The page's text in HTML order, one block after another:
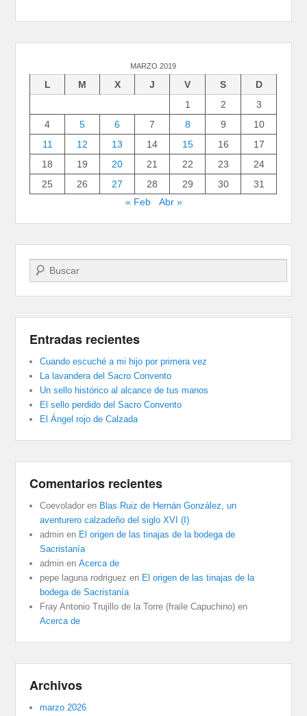
MARZO 2019
L M X J V S
D
1
2
3
4
5 6 7 8 9
10
11
12 13 14 15 16
17
18
19 20 21 22 23
24
25
26 27 28 29 30
31
« Feb
Abr »
Buscar
Entradas recientes
Cuando escuché a mi hijo por primera vez
La lavandera del Sacro Convento
Un sello histórico al alcance de tus manos
El sello perdido del Sacro Convento
El Ángel rojo de Calzada
Comentarios recientes
Coevolador en Blas Ruiz de Hernán González, un
aventurero calzadeño del siglo XVI (I)
admin en El origen de las tinajas de la bodega de
Sacristanía
admin enAcerca de
pepe laguna rodriguez en El origen de las tinajas de la
bodega de Sacristanía
Fray Antonio Trujillo de la Torre (fraile Capuchino) en
Acerca de
Archivos
marzo 2026